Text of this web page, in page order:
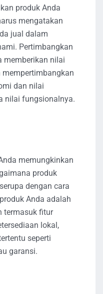
produk Anda
mengatakan
jual dalam
Pertimbangkan
memberikan nilai
mempertimbangkan
dan nilai
nilai fungsionalnya.
memungkinkan
produk
dengan cara
Anda adalah
termasuk fitur
lokal,
seperti
garansi.